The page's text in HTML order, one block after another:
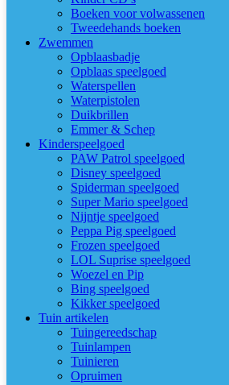
Boeken voor volwassenen
Tweedehands boeken
Zwemmen
Opblaasbadje
Opblaas speelgoed
Waterspellen
Waterpistolen
Duikbrillen
Emmer & Schep
Kinderspeelgoed
PAW Patrol speelgoed
Disney speelgoed
Spiderman speelgoed
Super Mario speelgoed
Nijntje speelgoed
Peppa Pig speelgoed
Frozen speelgoed
LOL Suprise speelgoed
Woezel en Pip
Bing speelgoed
Kikker speelgoed
Tuin artikelen
Tuingereedschap
Tuinlampen
Tuinieren
Opruimen